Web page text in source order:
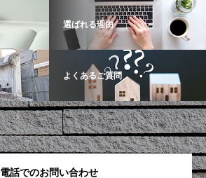
選ばれる理由
よくあるご質問
電話でのお問い合わせ